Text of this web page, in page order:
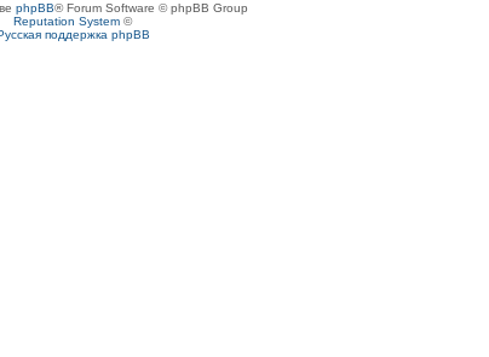
phpBB® Forum Software © phpBB Group
Reputation System ©
поддержка phpBB